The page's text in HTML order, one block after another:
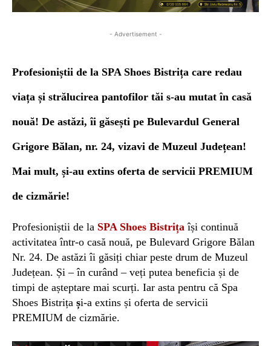
- Advertisement -
Profesioniștii de la SPA Shoes Bistrița care redau
viața și strălucirea pantofilor tăi s-au mutat în casă
nouă! De astăzi, îi găsești pe Bulevardul General
Grigore Bălan, nr. 24, vizavi de Muzeul Județean!
Mai mult, și-au extins oferta de servicii PREMIUM
de cizmărie!
Profesioniștii de la SPA Shoes Bistrița își continuă
activitatea într-o casă nouă, pe Bulevard Grigore Bălan
Nr. 24. De astăzi îi găsiți chiar peste drum de Muzeul
Județean. Și – în curând – veți putea beneficia și de
timpi de așteptare mai scurți. Iar asta pentru că Spa
Shoes Bistrița și-a extins și oferta de servicii
PREMIUM de cizmărie.